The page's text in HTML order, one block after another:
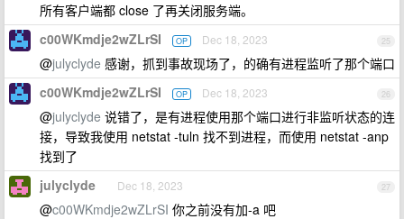
所有客户端都 close 了再关闭服务端。
25
c00WKmdje2wZLrSI OP Dec 18, 2023
@julyclyde 感谢，抓到事故现场了，的确有进程监听了那个端口
26
c00WKmdje2wZLrSI OP Dec 18, 2023
@julyclyde 说错了，是有进程使用那个端口进行非监听状态的连
接，导致我使用 netstat -tuln 找不到进程，而使用 netstat -anp
找到了
27
julyclyde Dec 18, 2023
@c00WKmdje2wZLrSI 你之前没有加-a 吧